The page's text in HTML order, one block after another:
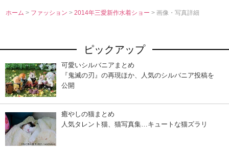
ホーム > ファッション>2014年三愛新作水着ショー> 画像・写真詳細
ピックアップ
可愛いシルバニアまとめ
『鬼滅の刃』の再現ほか、人気のシルバニア投稿を
公開
癒やしの猫まとめ
人気タレント猫、猫写真集…キュートな猫ズラリ